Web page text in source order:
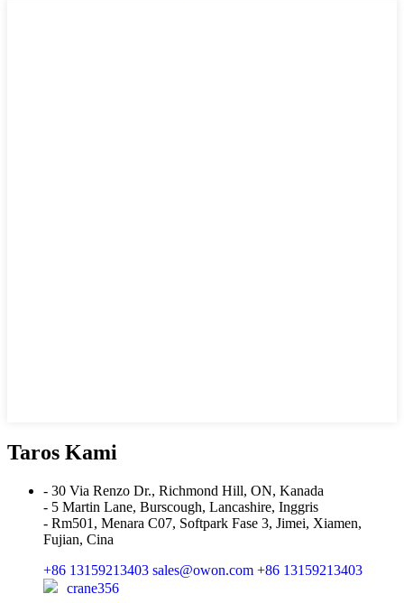
Taros Kami
- 30 Via Renzo Dr., Richmond Hill, ON, Kanada
- 5 Martin Lane, Burscough, Lancashire, Inggris
- Rm501, Menara C07, Softpark Fase 3, Jimei, Xiamen,
Fujian, Cina
+86 13159213403 sales@owon.com +86 13159213403
crane356